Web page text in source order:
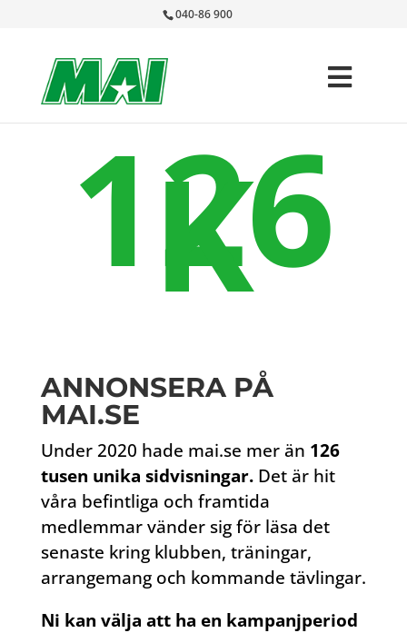
040-86 900
126
K
ANNONSERA PÅ
MAI.SE
Under 2020 hade mai.se mer än 126
tusen unika sidvisningar.Det är hit
våra befintliga och framtida
medlemmar vänder sig för läsa det
senaste kring klubben, träningar,
arrangemang och kommande tävlingar.
Ni kan välja att ha en kampanjperiod